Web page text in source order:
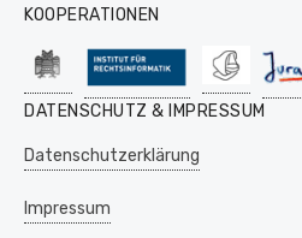
KOOPERATIONEN
DATENSCHUTZ & IMPRESSUM
Datenschutzerklärung
Impressum